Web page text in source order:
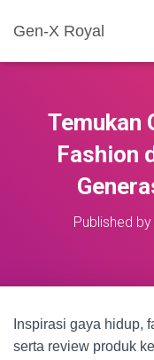
Gen-X Royal
Temukan
Fashion
Published by
Inspirasi gaya hidup,
serta review produk